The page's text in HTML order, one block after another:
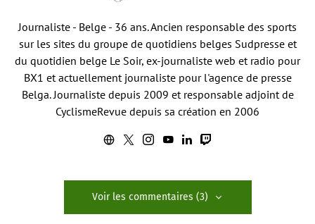
Journaliste - Belge - 36 ans. Ancien responsable des sports
sur les sites du groupe de quotidiens belges Sudpresse et
du quotidien belge Le Soir, ex-journaliste web et radio pour
BX1 et actuellement journaliste pour l'agence de presse
Belga. Journaliste depuis 2009 et responsable adjoint de
CyclismeRevue depuis sa création en 2006
Voir les commentaires (3)